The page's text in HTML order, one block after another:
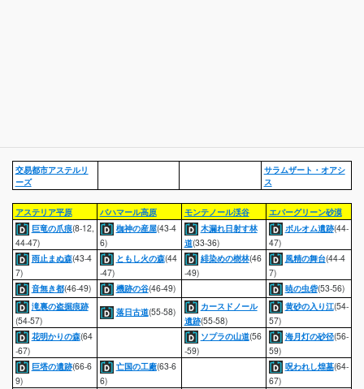
交易都市アステルリ
ーズ
サラムザート・オアシ
ス
アステリア平原 バハマール高原 モンテノール渓谷
エバーグリーン砂漠
巨竜の爪痕(8-12,
44-47)
枷神の産屋(43-4
6)
木漏れ日射す林
道(33-36)
ボルオム遺跡(44-
47)
雨止まぬ森(43-4
7)
ともし火の森(44
-47)
緋染めの樹林(46
-49)
風精の舞台(44-4
7)
音無き都(46-49) 機跡の谷(46-49) 暁の虫砦(53-56)
滝裏の盗掘痕跡
(54-57)
落日古道(55-58)
カースドノール
遺跡(55-58)
黄砂の入り江(54-
57)
花明かりの森(64
-67)
ソプラの山道(56
-59)
海月灯の砂径(56-
59)
巨塔の遺跡(66-6
9)
亡国の工廠(63-6
6)
呪われし煌墓(64-
67)